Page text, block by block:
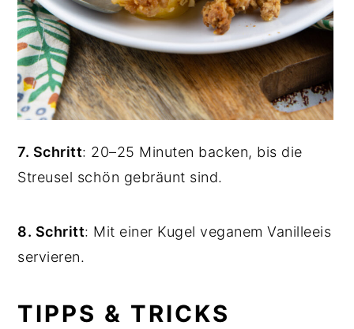
7. Schritt: 20–25 Minuten backen, bis die
Streusel schön gebräunt sind.
8. Schritt: Mit einer Kugel veganem Vanilleeis
servieren.
TIPPS & TRICKS